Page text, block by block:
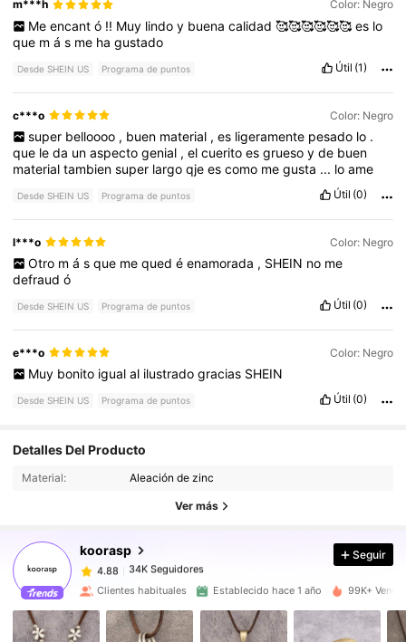
m***h Color: Negro
Me encant ó !! Muy lindo y buena calidad 🥰🥰🥰🥰🥰🥰 es lo
que más me hagustado
Desde SHEIN US Programa de puntos Útil (1)
c***o Color: Negro
super belloooo , buen material , es ligeramente pesado lo .
que leda unaspectogenial ,elcueritoesgruesoyde buen
materialtambiensuper largoqjeescomo megusta ... loame
Desde SHEIN US Programa de puntos Útil (0)
l***o Color: Negro
Otro m á s que me qued é enamorada , SHEIN no me
defraudó
Desde SHEIN US Programa de puntos Útil (0)
e***o Color: Negro
Muy bonito igual al ilustrado gracias SHEIN
Desde SHEIN US Programa de puntos Útil (0)
Detalles Del Producto
Material: Aleación de zinc
Ver más
koorasp
4.88 34K Seguidores
34K Seguidores
4.88
34K Seguidores
j***d pagóHace 15 horas
4.88 34K Seguidores
Seguir
Clientes habituales Establecido hace 1 año 99K+